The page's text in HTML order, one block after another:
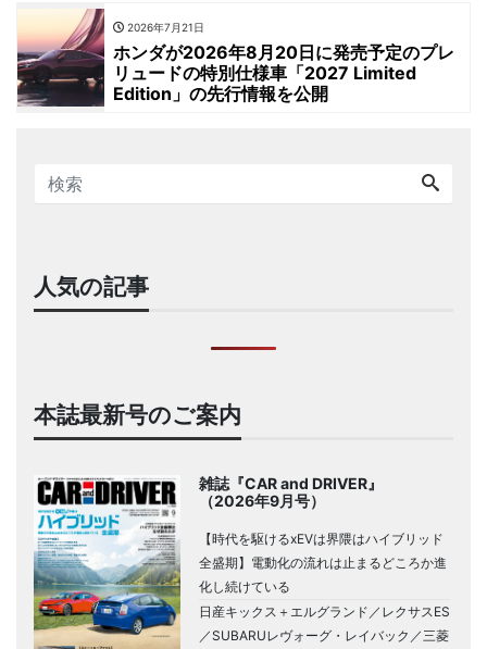
2026年7月21日
ホンダが2026年8月20日に発売予定のプレ
リュードの特別仕様車「2027 Limited
Edition」の先行情報を公開
人気の記事
本誌最新号のご案内
雑誌『CAR and DRIVER』
（2026年9月号）
【時代を駆けるxEVは界隈はハイブリッド
全盛期】電動化の流れは止まるどころか進
化し続けている
日産キックス＋エルグランド／レクサスES
／SUBARUレヴォーグ・レイバック／三菱